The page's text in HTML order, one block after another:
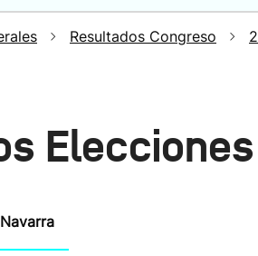
Resultados Congreso
Navarra